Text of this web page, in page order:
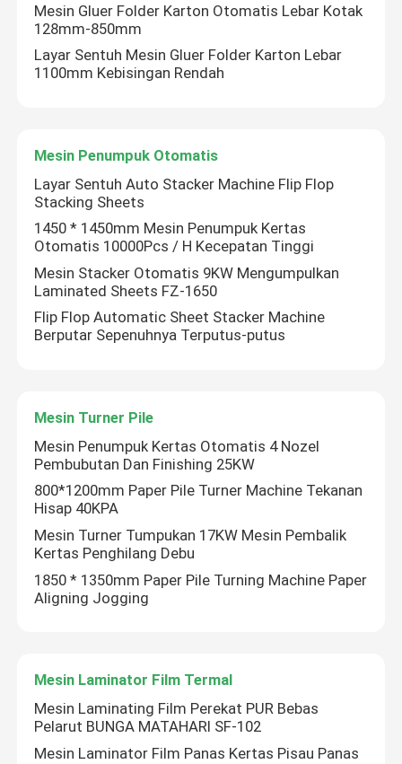
Rumah
Produk
Tur Pabrik
Kontrol Kualitas
Hubungi Kami
Berita
Mesin Laminator Seruling
Mesin Gluer Folder Karton Otomatis Lebar Kotak
128mm-850mm
Layar Sentuh Mesin Gluer Folder Karton Lebar
1100mm Kebisingan Rendah
Mesin Penumpuk Otomatis
Layar Sentuh Auto Stacker Machine Flip Flop
Stacking Sheets
1450 * 1450mm Mesin Penumpuk Kertas
Otomatis 10000Pcs / H Kecepatan Tinggi
Mesin Stacker Otomatis 9KW Mengumpulkan
Laminated Sheets FZ-1650
Flip Flop Automatic Sheet Stacker Machine
Berputar Sepenuhnya Terputus-putus
Mesin Turner Pile
Mesin Penumpuk Kertas Otomatis 4 Nozel
Pembubutan Dan Finishing 25KW
800*1200mm Paper Pile Turner Machine Tekanan
Hisap 40KPA
Mesin Turner Tumpukan 17KW Mesin Pembalik
Kertas Penghilang Debu
1850 * 1350mm Paper Pile Turning Machine Paper
Aligning Jogging
Mesin Laminator Film Termal
Mesin Laminating Film Perekat PUR Bebas
Pelarut BUNGA MATAHARI SF-102
Mesin Laminator Film Panas Kertas Pisau Panas